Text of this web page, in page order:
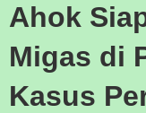
Ahok
Migas di
Kasus